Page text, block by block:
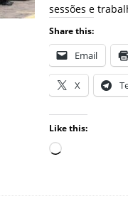
[ 06/08/2026 ]
IA eleva taxa
sessões e
Share this:
Email
X
Like this: